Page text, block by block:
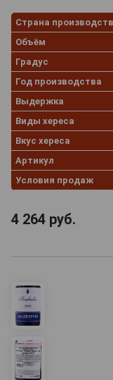
Страна
Объём
Градус
Год производства
Выдержка
Виды хереса
Вкус хереса
Артикул
Условия продаж
4 264 руб.